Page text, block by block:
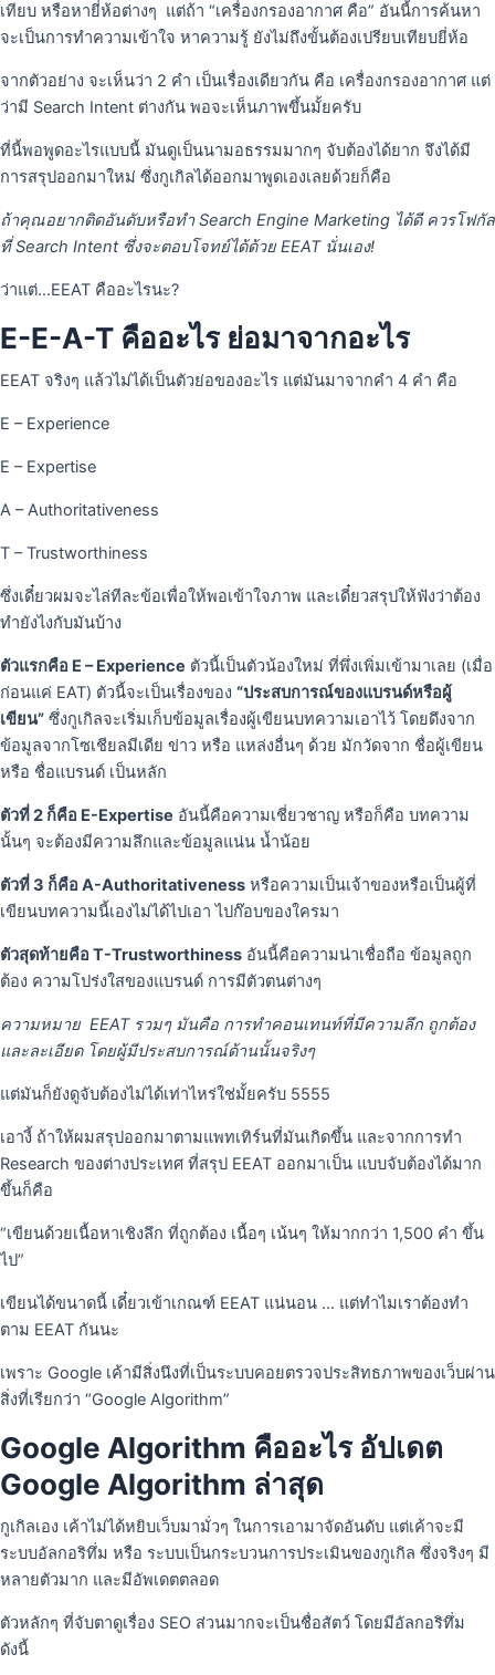
เทียบ หรือหายี่ห้อต่างๆ แต่ถ้า “เครื่องกรองอากาศ คือ” อันนี้การค้นหา
จะเป็นการทำความเข้าใจ หาความรู้ ยังไม่ถึงขั้นต้องเปรียบเทียบยี่ห้อ
จากตัวอย่าง จะเห็นว่า 2 คำ เป็นเรื่องเดียวกัน คือ เครื่องกรองอากาศ แต่
ว่ามี Search Intent ต่างกัน พอจะเห็นภาพขึ้นมั้ยครับ
ที่นี้พอพูดอะไรแบบนี้ มันดูเป็นนามอธรรมมากๆ จับต้องได้ยาก จึงได้มี
การสรุปออกมาใหม่ ซึ่งกูเกิลได้ออกมาพูดเองเลยด้วยก็คือ
ถ้าคุณอยากติดอันดับหรือทำ Search Engine Marketing ได้ดี ควรโฟกัส
ที่ Search Intent ซึ่งจะตอบโจทย์ได้ด้วย EEAT นั่นเอง!
ว่าแต่…EEAT คืออะไรนะ?
E-E-A-T คืออะไร ย่อมาจากอะไร
EEAT จริงๆ แล้วไม่ได้เป็นตัวย่อของอะไร แต่มันมาจากคำ 4 คำ คือ
E – Experience
E – Expertise
A – Authoritativeness
T – Trustworthiness
ซึ่งเดี๋ยวผมจะไล่ทีละข้อเพื่อให้พอเข้าใจภาพ และเดี๋ยวสรุปให้ฟังว่าต้อง
ทำยังไงกับมันบ้าง
ตัวแรกคือ E – Experience ตัวนี้เป็นตัวน้องใหม่ ที่พึ่งเพิ่มเข้ามาเลย (เมื่อ
ก่อนแค่ EAT) ตัวนี้จะเป็นเรื่องของ “ประสบการณ์ของแบรนด์หรือผู้
เขียน” ซึ่งกูเกิลจะเริ่มเก็บข้อมูลเรื่องผู้เขียนบทความเอาไว้ โดยดึงจาก
ข้อมูลจากโซเชียลมีเดีย ข่าว หรือ แหล่งอื่นๆ ด้วย มักวัดจาก ชื่อผู้เขียน
หรือ ชื่อแบรนด์ เป็นหลัก
ตัวที่ 2 ก็คือ E-Expertise อันนี้คือความเชี่ยวชาญ หรือก็คือ บทความ
นั้นๆ จะต้องมีความลึกและข้อมูลแน่น น้ำน้อย
ตัวที่ 3 ก็คือ A-Authoritativeness หรือความเป็นเจ้าของหรือเป็นผู้ที่
เขียนบทความนี้เองไม่ได้ไปเอา ไปก๊อบของใครมา
ตัวสุดท้ายคือ T-Trustworthiness อันนี้คือความน่าเชื่อถือ ข้อมูลถูก
ต้อง ความโปร่งใสของแบรนด์ การมีตัวตนต่างๆ
ความหมาย EEAT รวมๆ มันคือ การทำคอนเทนท์ที่มีความลึก ถูกต้อง
และละเอียด โดยผู้มีประสบการณ์ด้านนั้นจริงๆ
แต่มันก็ยังดูจับต้องไม่ได้เท่าไหร่ใช่มั้ยครับ 5555
เอางี้ ถ้าให้ผมสรุปออกมาตามแพทเทิร์นที่มันเกิดขึ้น และจากการทำ
Research ของต่างประเทศ ที่สรุป EEAT ออกมาเป็น แบบจับต้องได้มาก
ขึ้นก็คือ
“เขียนด้วยเนื้อหาเชิงลึก ที่ถูกต้อง เนื้อๆ เน้นๆ ให้มากกว่า 1,500 คำ ขึ้น
ไป”
เขียนได้ขนาดนี้ เดี๋ยวเข้าเกณฑ์ EEAT แน่นอน … แต่ทำไมเราต้องทำ
ตาม EEAT กันนะ
เพราะ Google เค้ามีสิ่งนึงที่เป็นระบบคอยตรวจประสิทธภาพของเว็บผ่าน
สิ่งที่เรียกว่า “Google Algorithm”
Google Algorithm คืออะไร อัปเดต
Google Algorithm ล่าสุด
กูเกิลเอง เค้าไม่ได้หยิบเว็บมามั่วๆ ในการเอามาจัดอันดับ แต่เค้าจะมี
ระบบอัลกอริทึ่ม หรือ ระบบเป็นกระบวนการประเมินของกูเกิล ซึ่งจริงๆ มี
หลายตัวมาก และมีอัพเดตตลอด
ตัวหลักๆ ที่จับตาดูเรื่อง SEO ส่วนมากจะเป็นชื่อสัตว์ โดยมีอัลกอริทึ่ม
ดังนี้